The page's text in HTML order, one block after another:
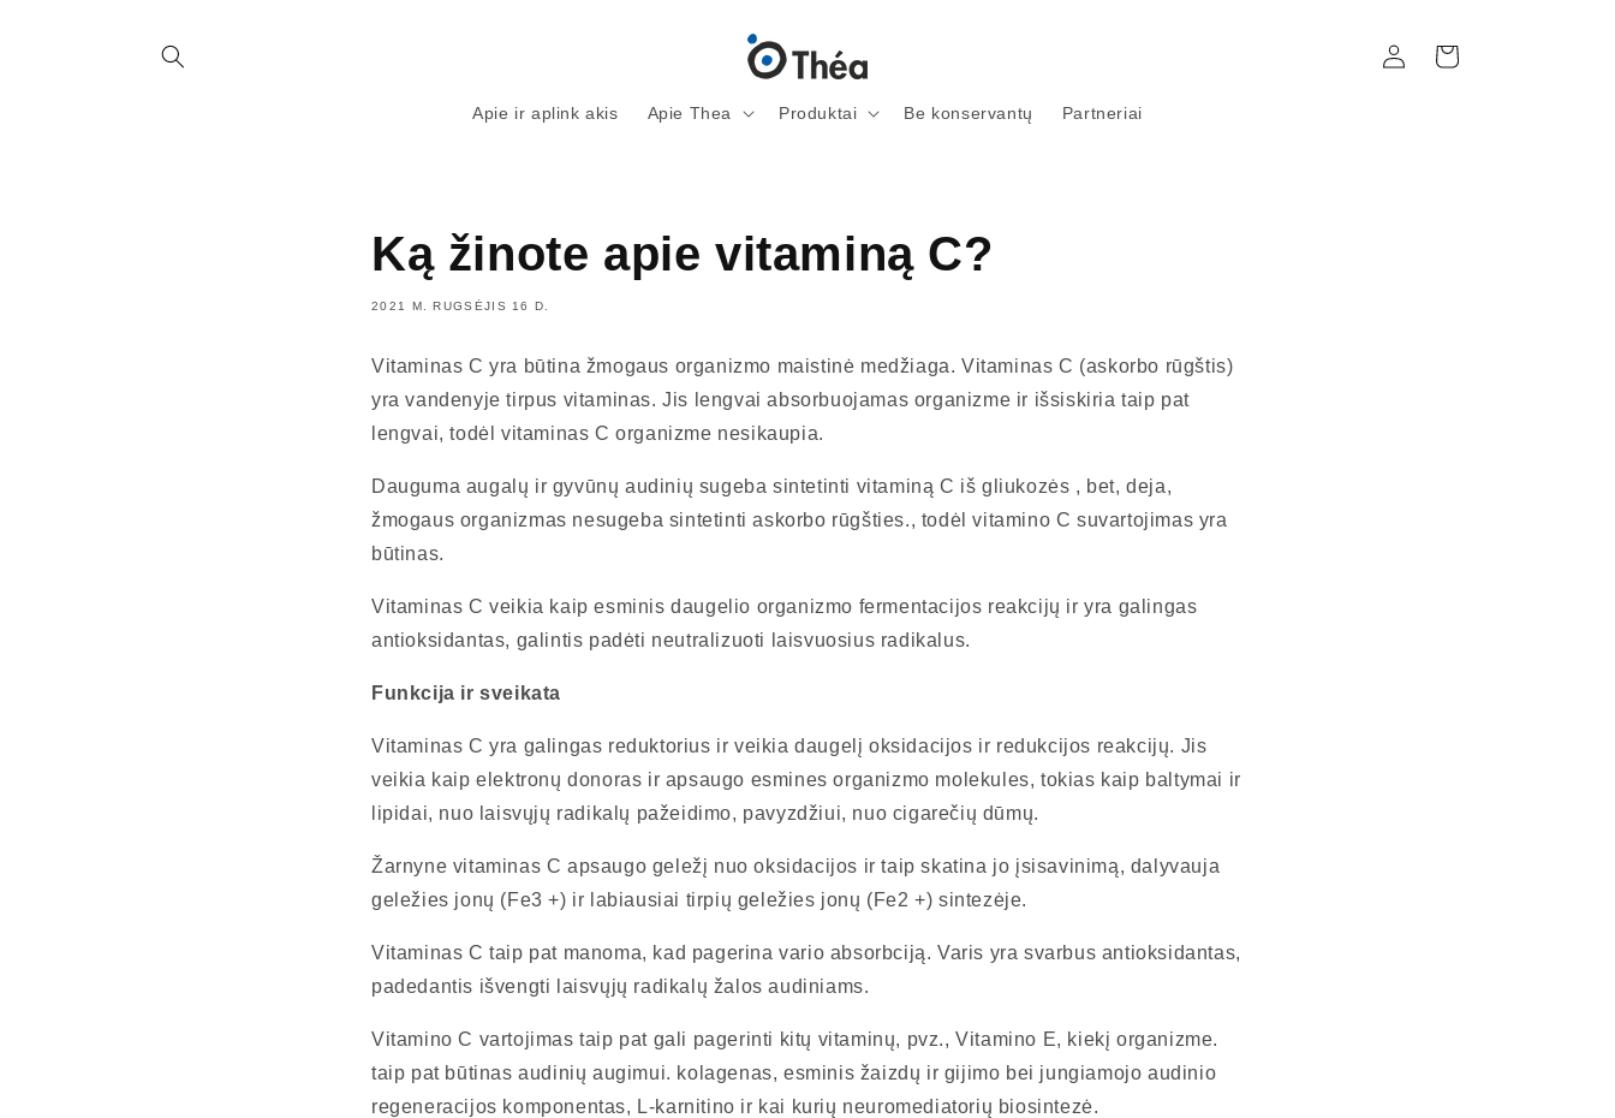
Apie ir aplink akis Apie Thea Produktai Be konservantų Partneriai
PrisijungtiKrepšelis
Ką žinote apie vitaminą C?
2021 M. RUGSĖJIS 16 D.
Vitaminas C yra būtina žmogaus organizmo maistinė medžiaga. Vitaminas C (askorbo rūgštis)
yra vandenyje tirpus vitaminas. Jis lengvai absorbuojamas organizme ir išsiskiria taip pat
lengvai, todėl vitaminas C organizme nesikaupia.
Dauguma augalų ir gyvūnų audinių sugeba sintetinti vitaminą C iš gliukozės , bet, deja,
žmogaus organizmas nesugeba sintetinti askorbo rūgšties., todėl vitamino C suvartojimas yra
būtinas.
Vitaminas C veikia kaip esminis daugelio organizmo fermentacijos reakcijų ir yra galingas
antioksidantas, galintis padėti neutralizuoti laisvuosius radikalus.
Funkcija ir sveikata
Vitaminas C yra galingas reduktorius ir veikia daugelį oksidacijos ir redukcijos reakcijų. Jis
veikia kaip elektronų donoras ir apsaugo esmines organizmo molekules, tokias kaip baltymai ir
lipidai, nuo laisvųjų radikalų pažeidimo, pavyzdžiui, nuo cigarečių dūmų.
Žarnyne vitaminas C apsaugo geležį nuo oksidacijos ir taip skatina jo įsisavinimą, dalyvauja
geležies jonų (Fe3 +) ir labiausiai tirpių geležies jonų (Fe2 +) sintezėje.
Vitaminas C taip pat manoma, kad pagerina vario absorbciją. Varis yra svarbus antioksidantas,
padedantis išvengti laisvųjų radikalų žalos audiniams.
Vitamino C vartojimas taip pat gali pagerinti kitų vitaminų, pvz., Vitamino E, kiekį organizme.
taip pat būtinas audinių augimui. kolagenas, esminis žaizdų ir gijimo bei jungiamojo audinio
regeneracijos komponentas, L-karnitino ir kai kurių neuromediatorių biosintezė.